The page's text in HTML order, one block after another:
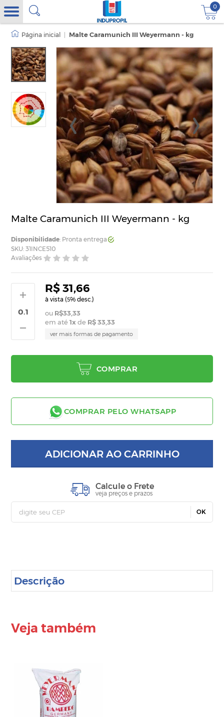
0
Malte Caramunich III Weyermann - kg
Malte Caramunich III Weyermann - kg
Disponibilidade: Pronta entrega
SKU: 31INCE510
Avaliações
R$ 31,66
à vista (5% desc.)
R$33,33
em até1x de R$ 33,33
ver mais formas de pagamento
COMPRAR
COMPRAR PELO WHATSAPP
ADICIONAR AO CARRINHO
Calcule o Frete
veja preços e prazos
OK
Descrição
Veja também